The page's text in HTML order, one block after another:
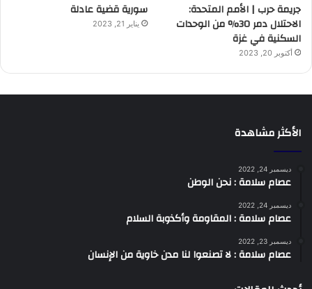
جريمة حرب | الأمم المتحدة:
الاحتلال دمر 30% من الوحدات
السكنية في غزة
أكتوبر 20, 2023
سورية قضية عادلة
يناير 21, 2023
الأكثر مشاهدة
ديسمبر 24, 2022
عصام سلامة : نحن الوطن
ديسمبر 24, 2022
عصام سلامة : المقاومة وأكذوبة السلام
ديسمبر 23, 2022
عصام سلامة : لا تصنعوا لنا مدن خاوية من الإنسان